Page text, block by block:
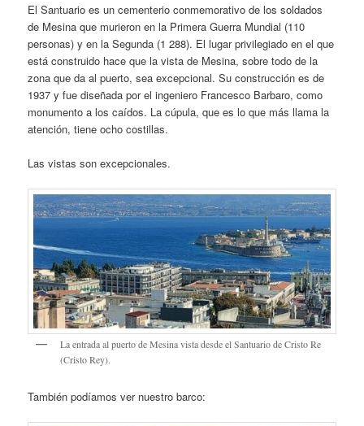
El Santuario es un cementerio conmemorativo de los soldados
de Mesina que murieron en la Primera Guerra Mundial (110
personas) y en la Segunda (1 288). El lugar privilegiado en el que
está construido hace que la vista de Mesina, sobre todo de la
zona que da al puerto, sea excepcional. Su construcción es de
1937 y fue diseñada por el ingeniero Francesco Barbaro, como
monumento a los caídos. La cúpula, que es lo que más llama la
atención, tiene ocho costillas.
Las vistas son excepcionales.
La entrada al puerto de Mesina vista desde el Santuario de Cristo Re
(Cristo Rey).
También podíamos ver nuestro barco: